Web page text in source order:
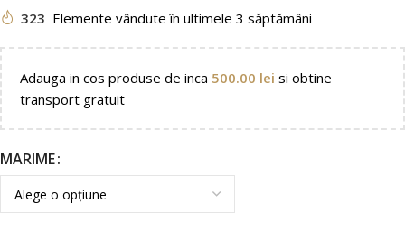
323 Elemente vândute în ultimele 3 săptămâni
Adauga in cos produse de inca 500.00 lei si obtine
transport gratuit
MARIME